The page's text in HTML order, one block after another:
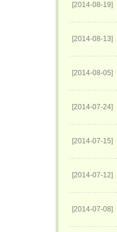
[2014-08-19]
[2014-08-13]
[2014-08-05]
[2014-07-24]
[2014-07-15]
[2014-07-12]
[2014-07-08]